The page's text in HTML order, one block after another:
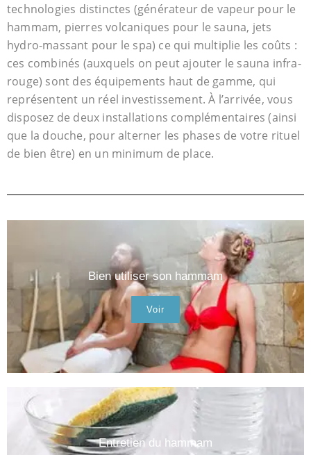
technologies distinctes (générateur de vapeur pour le
hammam, pierres volcaniques pour le sauna, jets
hydro-massant pour le spa) ce qui multiplie les coûts :
ces combinés (auxquels on peut ajouter le sauna infra-
rouge) sont des équipements haut de gamme, qui
représentent un réel investissement. À l’arrivée, vous
disposez de deux installations complémentaires (ainsi
que la douche, pour alterner les phases de votre rituel
de bien être) en un minimum de place.
Bien utiliser son hammam
Voir
Entretien du hammam